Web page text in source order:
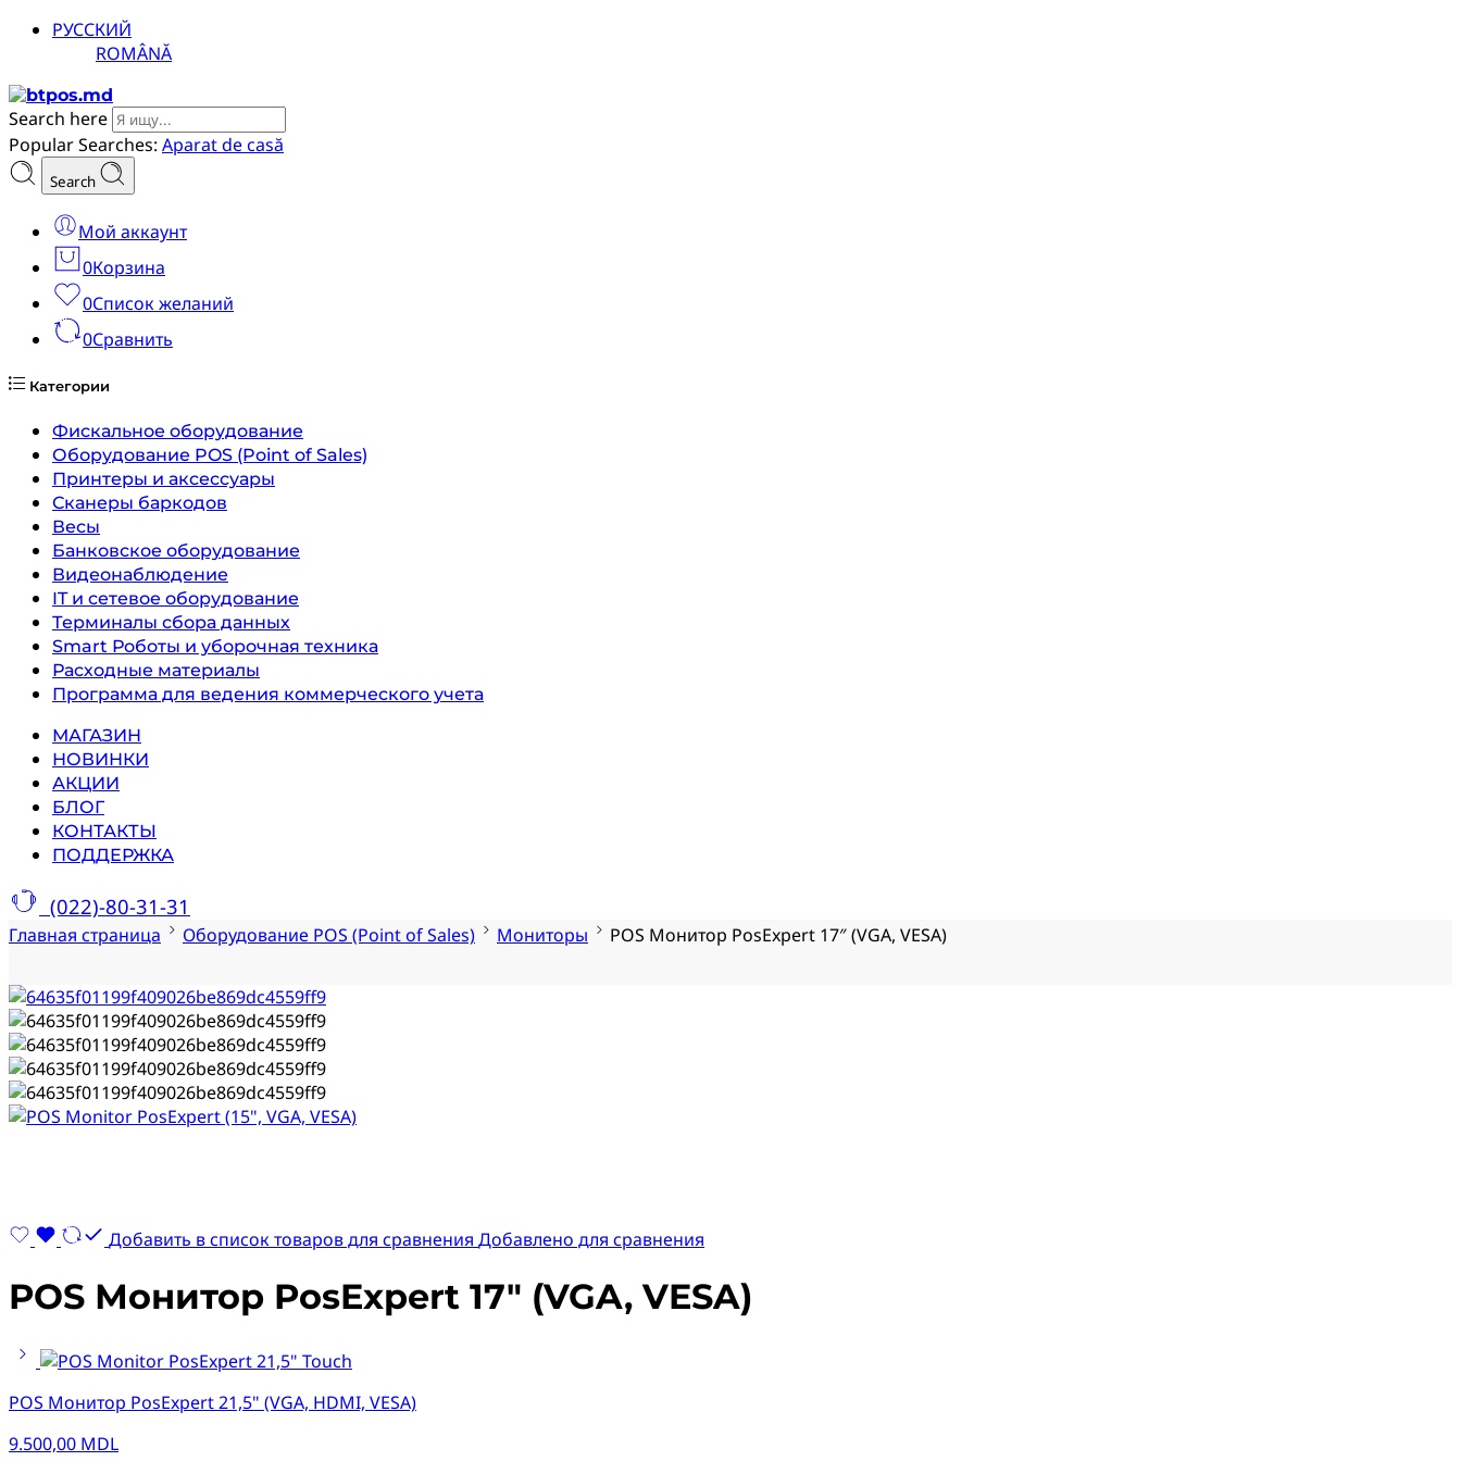
РУССКИЙ
ROMÂNĂ
Search here
Popular Searches: Aparat de casă
Search
Мой аккаунт
0Корзина
0Список желаний
0Сравнить
Категории
Фискальное оборудование
Оборудование POS (Point of Sales)
Принтеры и аксессуары
Сканеры баркодов
Весы
Банковское оборудование
Видеонаблюдение
IT и сетевое оборудование
Терминалы сбора данных
Smart Роботы и уборочная техника
Расходные материалы
Программа для ведения коммерческого учета
МАГАЗИН
НОВИНКИ
АКЦИИ
БЛОГ
КОНТАКТЫ
ПОДДЕРЖКА
(022)-80-31-31
Главная страница Оборудование POS (Point of Sales) Мониторы POS Монитор PosExpert 17″ (VGA, VESA)
Добавить в список товаров для сравнения Добавлено для сравнения
POS Монитор PosExpert 17″ (VGA, VESA)
POS Монитор PosExpert 21,5" (VGA, HDMI, VESA)
9.500,00 MDL